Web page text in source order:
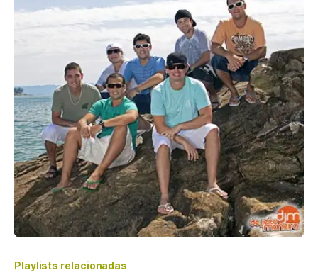
Playlists relacionadas